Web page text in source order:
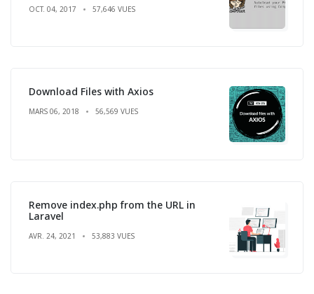
OCT. 04, 2017 57,646 VUES
Download Files with Axios
MARS 06, 2018 56,569 VUES
Remove index.php from the URL in
Laravel
AVR. 24, 2021 53,883 VUES